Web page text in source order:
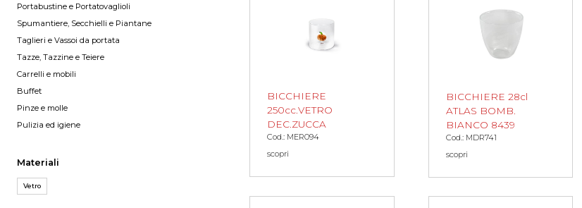
Portabustine e Portatovaglioli
Spumantiere, Secchielli e Piantane
Taglieri e Vassoi da portata
Tazze, Tazzine e Teiere
Carrelli e mobili
Buffet
Pinze e molle
Pulizia ed igiene
Materiali
Vetro
BICCHIERE
250cc.VETRO
DEC.ZUCCA
Cod.: MER094
scopri
BICCHIERE 28cl
ATLAS BOMB.
BIANCO 8439
Cod.: MDR741
scopri